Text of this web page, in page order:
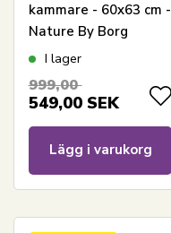
kammare - 60x63 cm -
Nature By Borg
I lager
999,00
549,00 SEK
Lägg i varukorg